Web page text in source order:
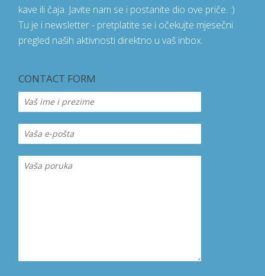
kave ili čaja. Javite nam se i postanite dio ove priče. :)
Tu je i newsletter - pretplatite se i očekujte mjesečni
pregled naših aktivnosti direktno u vaš inbox.
CONTACT FORM